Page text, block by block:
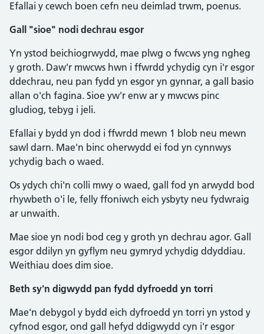
Efallai y cewch boen cefn neu deimlad trwm, poenus.
Gall "sioe" nodi dechrau esgor
Yn ystod beichiogrwydd, mae plwg o fwcws yng ngheg
y groth. Daw'r mwcws hwn i ffwrdd ychydig cyn i'r esgor
ddechrau, neu pan fydd yn esgor yn gynnar, a gall basio
allan o'ch fagina. Sioe yw'r enw ar y mwcws pinc
gludiog, tebyg i jeli.
Efallai y bydd yn dod i ffwrdd mewn 1 blob neu mewn
sawl darn. Mae'n binc oherwydd ei fod yn cynnwys
ychydig bach o waed.
Os ydych chi'n colli mwy o waed, gall fod yn arwydd bod
rhywbeth o'i le, felly ffoniwch eich ysbyty neu fydwraig
ar unwaith.
Mae sioe yn nodi bod ceg y groth yn dechrau agor. Gall
esgor ddilyn yn gyflym neu gymryd ychydig ddyddiau.
Weithiau does dim sioe.
Beth sy'n digwydd pan fydd dyfroedd yn torri
Mae'n debygol y bydd eich dyfroedd yn torri yn ystod y
cyfnod esgor, ond gall hefyd ddigwydd cyn i'r esgor